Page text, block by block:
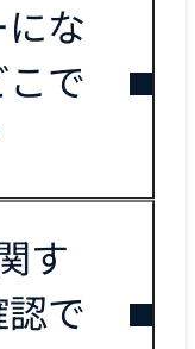
な
で
す
で